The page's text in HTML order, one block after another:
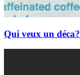
Qui veux un déca?